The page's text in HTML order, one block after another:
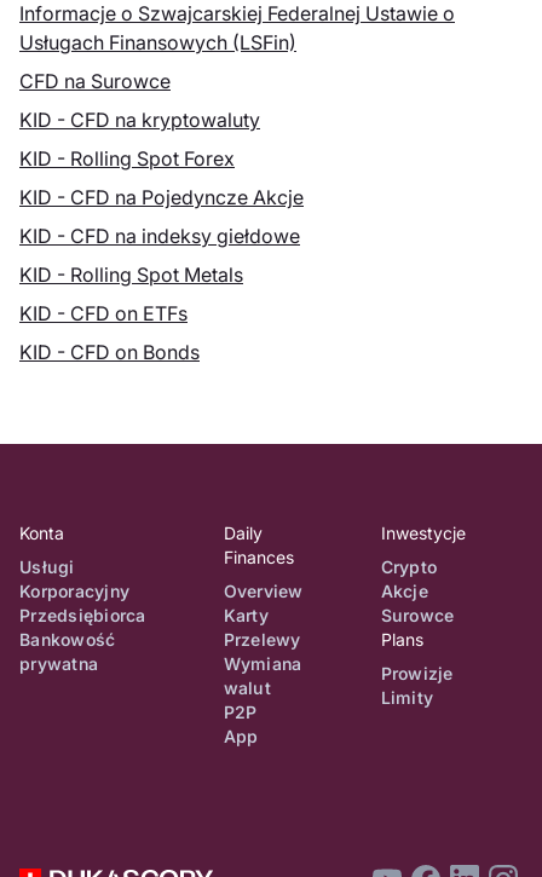
Informacje o Szwajcarskiej Federalnej Ustawie o
Usługach Finansowych (LSFin)
CFD na Surowce
KID - CFD na kryptowaluty
KID - Rolling Spot Forex
KID - CFD na Pojedyncze Akcje
KID - CFD na indeksy giełdowe
KID - Rolling Spot Metals
KID - CFD on ETFs
KID - CFD on Bonds
Konta
Usługi
Korporacyjny
Przedsiębiorca
Bankowość
prywatna
Daily
Finances
Overview
Karty
Przelewy
Wymiana
walut
P2P
App
Inwestycje
Crypto
Akcje
Surowce
Plans
Prowizje
Limity